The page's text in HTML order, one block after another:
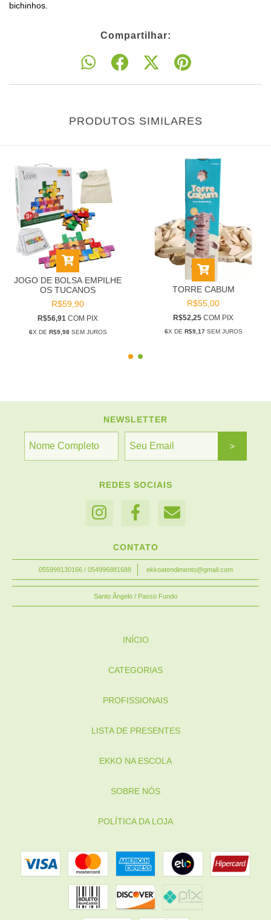
bichinhos.
Compartilhar:
PRODUTOS SIMILARES
JOGO DE BOLSA EMPILHE
OS TUCANOS
R$59,90
R$56,91 COM PIX
6X DE R$9,98SEM JUROS
TORRE CABUM
R$55,00
R$52,25 COM PIX
6X DE R$9,17SEM JUROS
NEWSLETTER
REDES SOCIAIS
CONTATO
055999130166 / 054996881688 ekkoatendimento@gmail.com
Santo Ângelo / Passo Fundo
INÍCIO
CATEGORIAS
PROFISSIONAIS
LISTA DE PRESENTES
EKKO NA ESCOLA
SOBRE NÓS
POLÍTICA DA LOJA